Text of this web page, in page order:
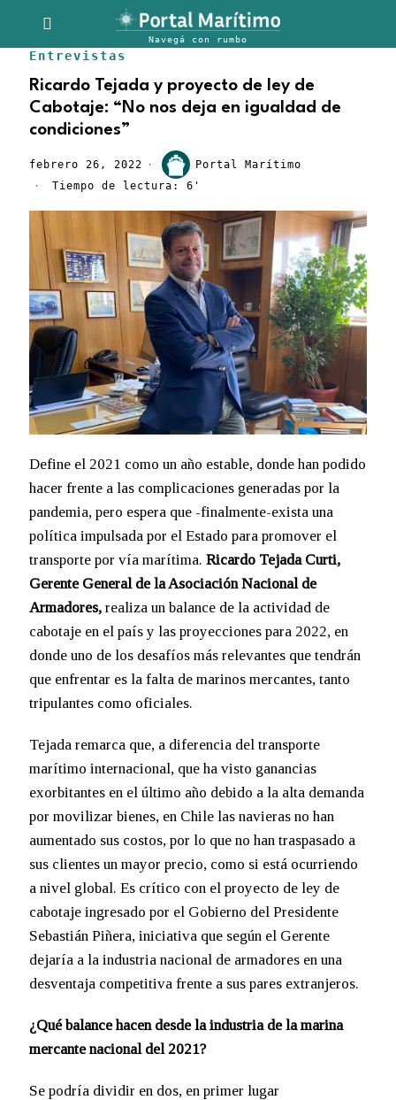
Entrevistas
Ricardo Tejada y proyecto de ley de
Cabotaje: “No nos deja en igualdad de
condiciones”
febrero 26, 2022
Portal Marítimo
Tiempo de lectura: 6'
Define el 2021 como un año estable, donde han podido
hacer frente a las complicaciones generadas por la
pandemia, pero espera que -finalmente-exista una
política impulsada por el Estado para promover el
transporte por vía marítima. Ricardo Tejada Curti,
Gerente General de la Asociación Nacional de
Armadores,realiza un balance de la actividad de
cabotaje en el país y las proyecciones para 2022, en
donde uno de los desafíos más relevantes que tendrán
que enfrentar es la falta de marinos mercantes, tanto
tripulantes como oficiales.
Tejada remarca que, a diferencia del transporte
marítimo internacional, que ha visto ganancias
exorbitantes en el último año debido a la alta demanda
por movilizar bienes, en Chile las navieras no han
aumentado sus costos, por lo que no han traspasado a
sus clientes un mayor precio, como si está ocurriendo
a nivel global. Es crítico con el proyecto de ley de
cabotaje ingresado por el Gobierno del Presidente
Sebastián Piñera, iniciativa que según el Gerente
dejaría a la industria nacional de armadores en una
desventaja competitiva frente a sus pares extranjeros.
¿Qué balance hacen desde la industria de la marina
mercante nacional del 2021?
Se podría dividir en dos, en primer lugar